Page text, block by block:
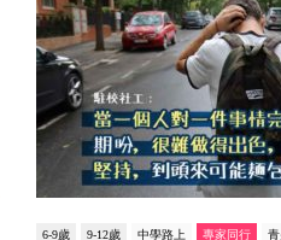
6-9歲 9-12歲 中學路上 專家同行